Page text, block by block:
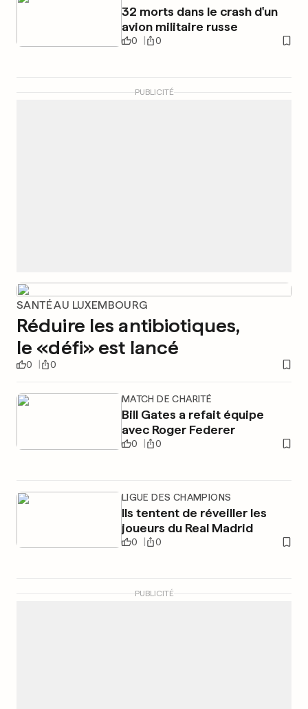
32 morts dans le crash d'un
avion militaire russe
0 0
PUBLICITÉ
SANTÉ AU LUXEMBOURG
Réduire les antibiotiques,
le «défi» est lancé
0 0
MATCH DE CHARITÉ
Bill Gates a refait équipe
avec Roger Federer
0 0
LIGUE DES CHAMPIONS
Ils tentent de réveiller les
joueurs du Real Madrid
0 0
PUBLICITÉ